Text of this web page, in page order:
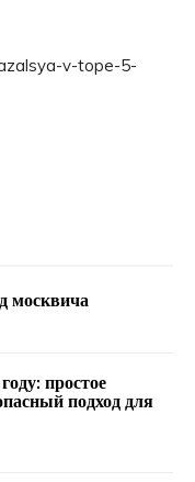
v-tope-5-
москвича
простое
подход для